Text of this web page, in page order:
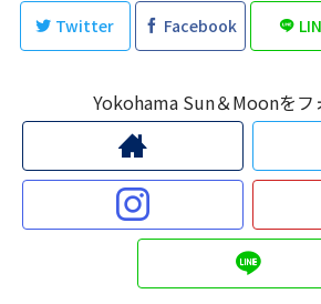
Twitter Facebook
Yokohama Sun＆Moonをフ